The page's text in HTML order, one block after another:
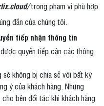
trong phạm vi phù hợp
đắn của chúng tôi.
tiếp nhận thông tin
quyền tiếp cận các thông
sẽ không bị chia sẻ với bất kỳ
ý của khách hàng. Nhưng
bên đối tác khi khách hàng